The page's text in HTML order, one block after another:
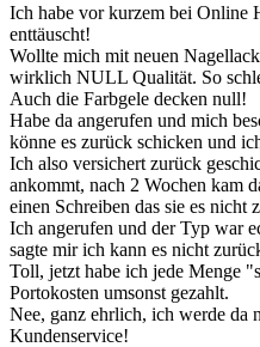
Ich habe vor kurzem bei Online
enttäuscht!
Wollte mich mit neuen
wirklich NULL Qualität. So
Auch die Farbgele decken null!
Habe da angerufen und mich
könne es zurück schicken und
Ich also versichert zurück
ankommt, nach 2 Wochen kam
einen Schreiben das sie es nicht
Ich angerufen und der Typ war
sagte mir ich kann es nicht
Toll, jetzt habe ich jede Menge
Portokosten umsonst gezahlt.
Nee, ganz ehrlich, ich werde da
Kundenservice!